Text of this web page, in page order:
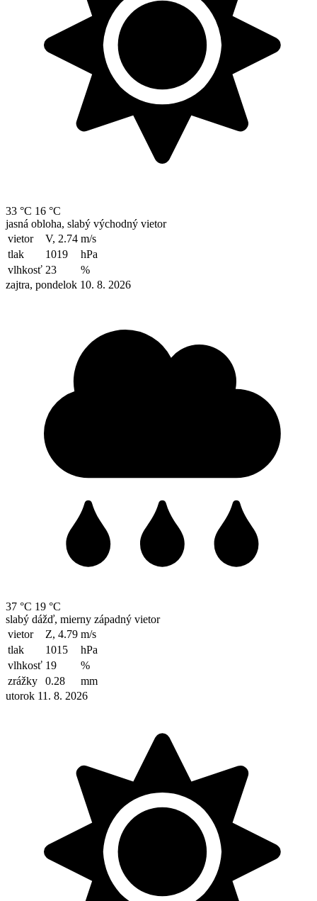
33 °C 16 °C
jasná obloha, slabý východný vietor
vietor
V, 2.74 m/s
tlak
1019
hPa
vlhkosť 23
%
zajtra, pondelok 10. 8. 2026
37 °C 19 °C
slabý dážď, mierny západný vietor
vietor
Z, 4.79 m/s
tlak
1015
hPa
vlhkosť 19
%
zrážky
0.28
mm
utorok 11. 8. 2026